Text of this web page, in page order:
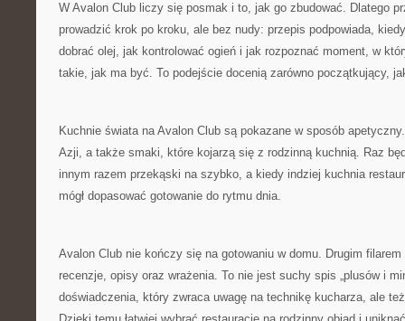
W Avalon Club liczy się posmak i to, jak go zbudować. Dlatego
prowadzić krok po kroku, ale bez nudy: przepis podpowiada,
dobrać olej, jak kontrolować ogień i jak rozpoznać moment, w
takie, jak ma być. To podejście docenią zarówno początkujący,
Kuchnie świata na Avalon Club są pokazane w sposób
Azji, a także smaki, które kojarzą się z rodzinną kuchnią. Raz
innym razem przekąski na szybko, a kiedy indziej kuchnia
mógł dopasować gotowanie do rytmu dnia.
Avalon Club nie kończy się na gotowaniu w domu. Drugim
recenzje, opisy oraz wrażenia. To nie jest suchy spis „plusów i
doświadczenia, który zwraca uwagę na technikę kucharza, ale